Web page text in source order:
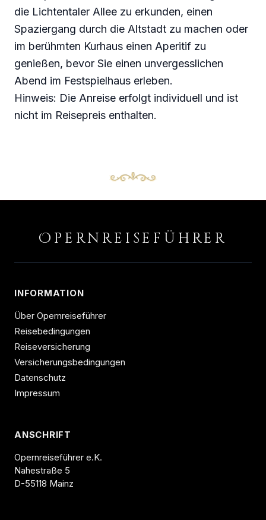
die Lichtentaler Allee zu erkunden, einen
Spaziergang durch die Altstadt zu machen oder
im berühmten Kurhaus einen Aperitif zu
genießen, bevor Sie einen unvergesslichen
Abend im Festspielhaus erleben.
Hinweis: Die Anreise erfolgt individuell und ist
nicht im Reisepreis enthalten.
O PERNREISEFÜHRER
INFORMATION
Über Opernreiseführer
Reisebedingungen
Reiseversicherung
Versicherungsbedingungen
Datenschutz
Impressum
ANSCHRIFT
Opernreiseführer e.K.
Nahestraße 5
D-55118 Mainz